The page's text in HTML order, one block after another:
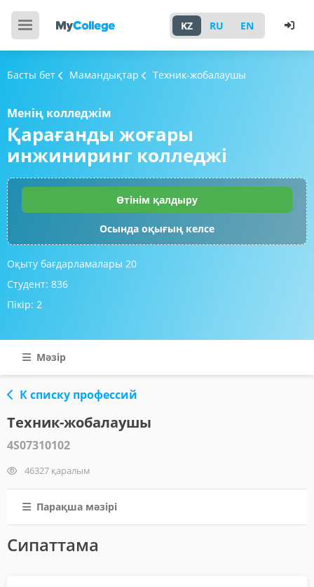
KZ RU EN
Басты бет Мамандықтар Техник-жобалаушы
Менің колледжім
Қарағанды жоғары
инжиниринг колледжі
Өтінім қалдыру
Осында оқығың келсе
Оқыту бағдарламалары 20
Студент: 836
Пікір: 2
Мәзір
К списку профессий
Техник-жобалаушы
4S07310102
46327 қаралым
Парақша мәзірі
Сипаттама